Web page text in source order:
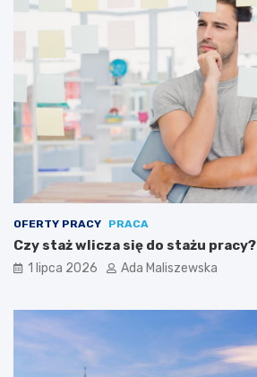
OFERTY PRACY PRACA
Czy staż wlicza się do stażu pracy?
1 lipca 2026 Ada Maliszewska